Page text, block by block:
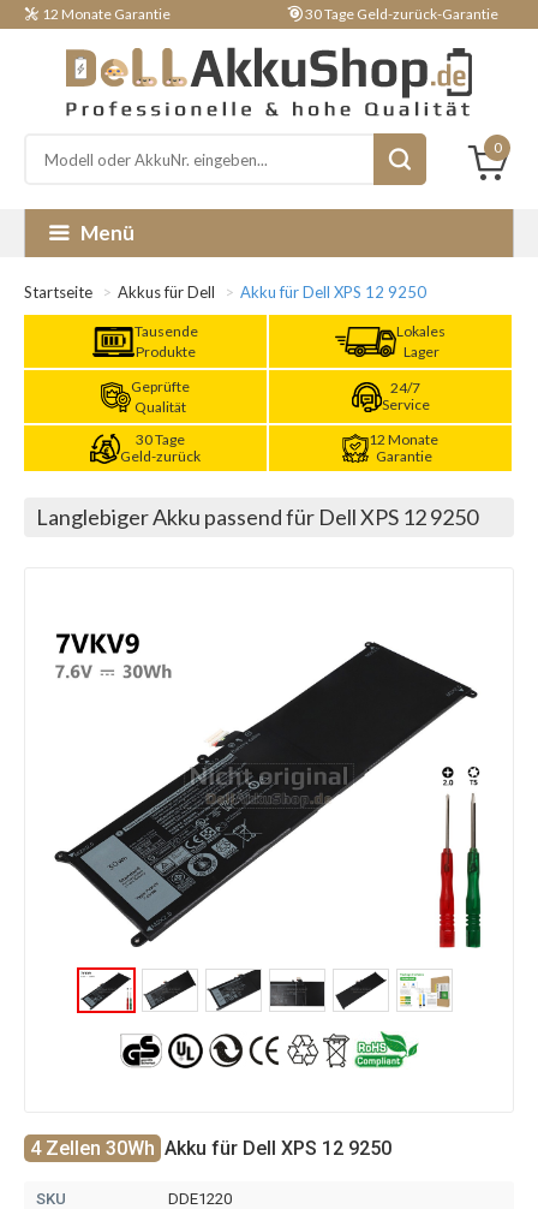
12 Monate Garantie 30 Tage Geld-zurück-Garantie
0
Menü
Startseite Akkus für Dell Akku für Dell XPS 12 9250
Tausende
Produkte
Lokales
Lager
Geprüfte
Qualität
24/7
Service
30 Tage
Geld-zurück
12 Monate
Garantie
Langlebiger Akku passend für Dell XPS 12 9250
4 Zellen 30Wh Akku für Dell XPS 12 9250
SKU
DDE1220